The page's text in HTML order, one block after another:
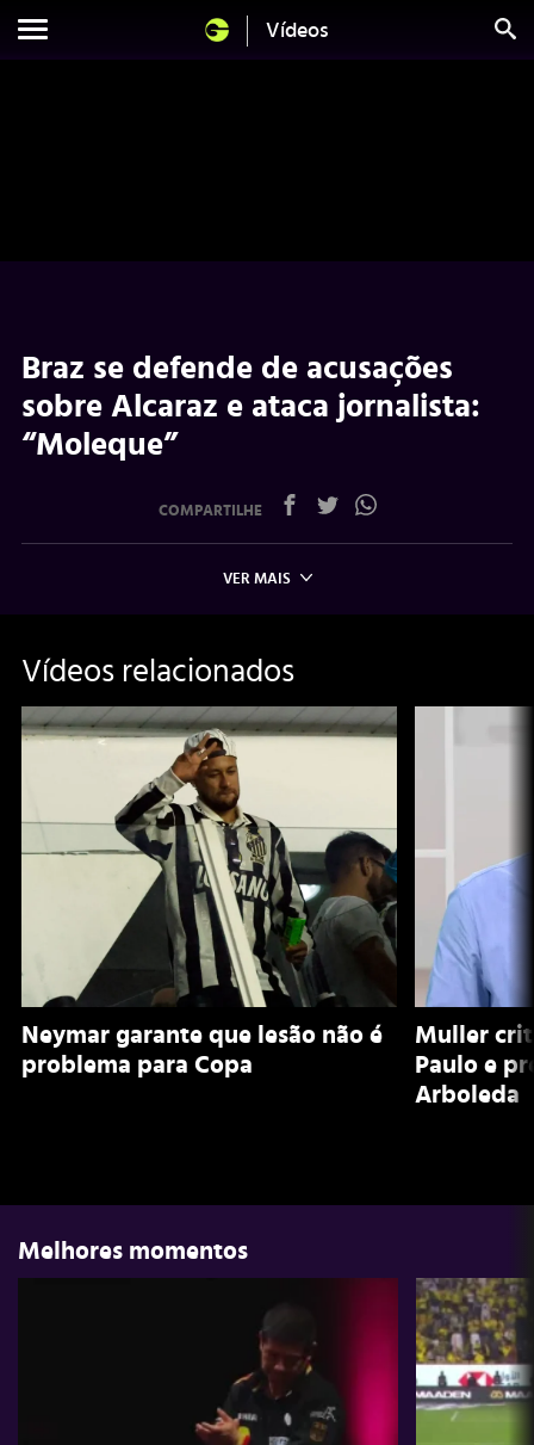
Vídeos
Braz se defende de acusações
sobre Alcaraz e ataca jornalista:
“Moleque”
COMPARTILHE
VER MAIS
Vídeos relacionados
Neymar garante que lesão não é
problema para Copa
Muller
Paulo e
Arboleda
Melhores momentos